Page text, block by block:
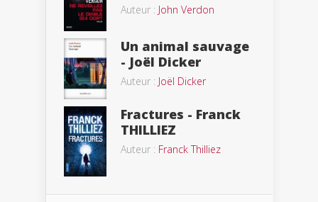
Auteur : John Verdon
Un animal sauvage
- Joël Dicker
Auteur : Joël Dicker
Fractures - Franck
THILLIEZ
Auteur : Franck Thilliez